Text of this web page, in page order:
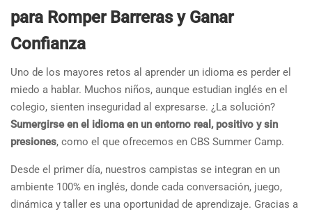
para Romper Barreras y Ganar
Confianza
Uno de los mayores retos al aprender un idioma es perder el
miedo a hablar. Muchos niños, aunque estudian inglés en el
colegio, sienten inseguridad al expresarse. ¿La solución?
Sumergirse en el idioma en un entorno real, positivo y sin
presiones, como el que ofrecemos en CBS Summer Camp.
Desde el primer día, nuestros campistas se integran en un
ambiente 100% en inglés, donde cada conversación, juego,
dinámica y taller es una oportunidad de aprendizaje. Gracias a